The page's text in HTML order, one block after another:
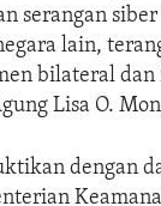
serangan
lain,
bilateral dan
Lisa O.
dengan